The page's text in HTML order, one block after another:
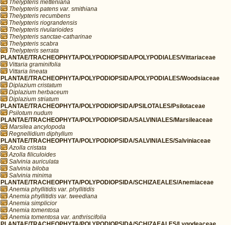
Thelypteris metteniana
Thelypteris patens var. smithiana
Thelypteris recumbens
Thelypteris riograndensis
Thelypteris rivularioides
Thelypteris sanctae-catharinae
Thelypteris scabra
Thelypteris serrata
PLANTAE/TRACHEOPHYTA/POLYPODIOPSIDA/POLYPODIALES/Vittariaceae
Vittaria graminifolia
Vittaria lineata
PLANTAE/TRACHEOPHYTA/POLYPODIOPSIDA/POLYPODIALES/Woodsiaceae
Diplazium cristatum
Diplazium herbaceum
Diplazium striatum
PLANTAE/TRACHEOPHYTA/POLYPODIOPSIDA/PSILOTALES/Psilotaceae
Psilotum nudum
PLANTAE/TRACHEOPHYTA/POLYPODIOPSIDA/SALVINIALES/Marsileaceae
Marsilea ancylopoda
Regnellidium diphyllum
PLANTAE/TRACHEOPHYTA/POLYPODIOPSIDA/SALVINIALES/Salviniaceae
Azolla cristata
Azolla filiculoides
Salvinia auriculata
Salvinia biloba
Salvinia minima
PLANTAE/TRACHEOPHYTA/POLYPODIOPSIDA/SCHIZAEALES/Anemiaceae
Anemia phyllitidis var. phyllitidis
Anemia phyllitidis var. tweediana
Anemia simplicior
Anemia tomentosa
Anemia tomentosa var. anthriscifolia